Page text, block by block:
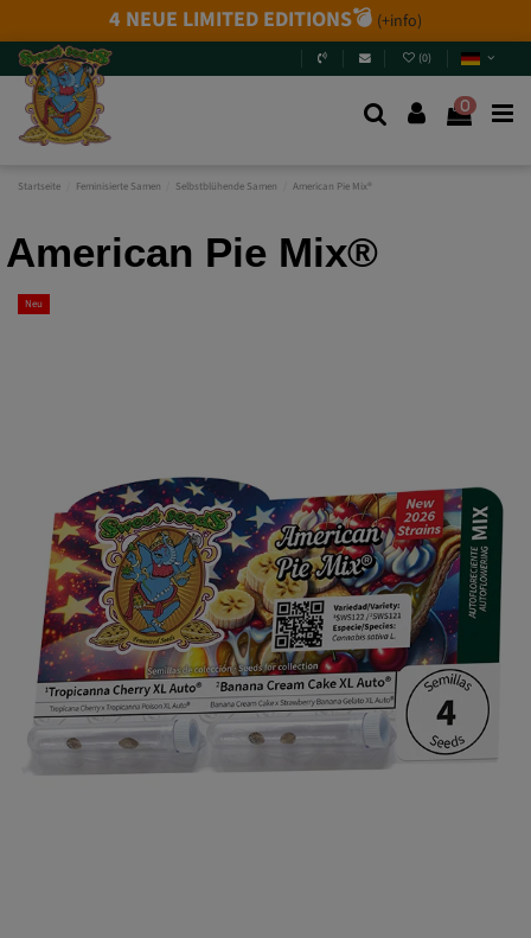
4 NEUE LIMITED EDITIONS💣 (+info)
(0)
0
Startseite Feminisierte Samen Selbstblühende Samen American Pie Mix®
American Pie Mix®
Neu